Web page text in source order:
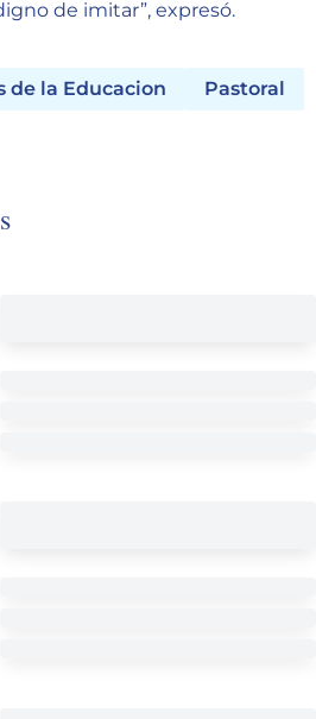
de imitar”, expresó.
de la Educacion
Pastoral